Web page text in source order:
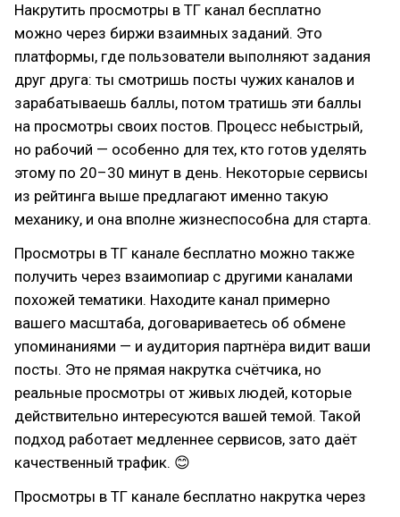
Накрутить просмотры в ТГ канал бесплатно
можно через биржи взаимных заданий. Это
платформы, где пользователи выполняют задания
друг друга: ты смотришь посты чужих каналов и
зарабатываешь баллы, потом тратишь эти баллы
на просмотры своих постов. Процесс небыстрый,
но рабочий — особенно для тех, кто готов уделять
этому по 20–30 минут в день. Некоторые сервисы
из рейтинга выше предлагают именно такую
механику, и она вполне жизнеспособна для старта.
Просмотры в ТГ канале бесплатно можно также
получить через взаимопиар с другими каналами
похожей тематики. Находите канал примерно
вашего масштаба, договариваетесь об обмене
упоминаниями — и аудитория партнёра видит ваши
посты. Это не прямая накрутка счётчика, но
реальные просмотры от живых людей, которые
действительно интересуются вашей темой. Такой
подход работает медленнее сервисов, зато даёт
качественный трафик. 😊
Просмотры в ТГ канале бесплатно накрутка через